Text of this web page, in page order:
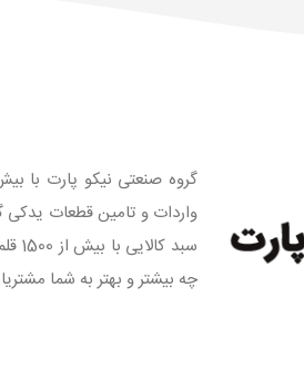
گروه صنعتی نیکو پارت با
واردات و تامین قطعات
چه بیشتر و بهتر به شما